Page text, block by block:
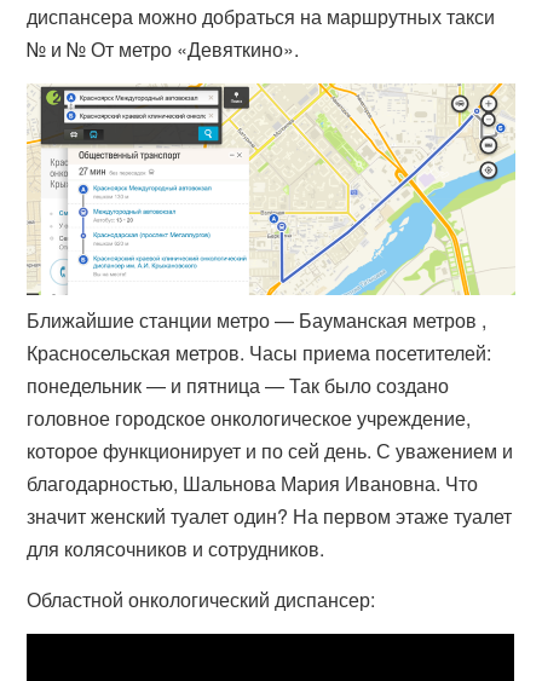
диспансера можно добраться на маршрутных такси
№ и № От метро «Девяткино».
Ближайшие станции метро — Бауманская метров ,
Красносельская метров. Часы приема посетителей:
понедельник — и пятница — Так было создано
головное городское онкологическое учреждение,
которое функционирует и по сей день. С уважением и
благодарностью, Шальнова Мария Ивановна. Что
значит женский туалет один? На первом этаже туалет
для колясочников и сотрудников.
Областной онкологический диспансер: